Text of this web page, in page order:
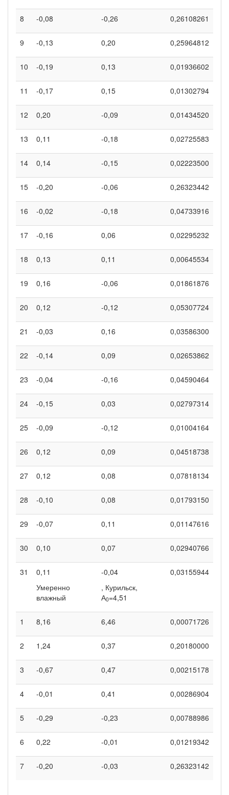
8 -0,08 -0,26 0,26108261
9 -0,13 0,20 0,25964812
10 -0,19 0,13 0,01936602
11 -0,17 0,15 0,01302794
12 0,20 -0,09 0,01434520
13 0,11 -0,18 0,02725583
14 0,14 -0,15 0,02223500
15 -0,20 -0,06 0,26323442
16 -0,02 -0,18 0,04733916
17 -0,16 0,06 0,02295232
18 0,13 0,11 0,00645534
19 0,16 -0,06 0,01861876
20 0,12 -0,12 0,05307724
21 -0,03 0,16 0,03586300
22 -0,14 0,09 0,02653862
23 -0,04 -0,16 0,04590464
24 -0,15 0,03 0,02797314
25 -0,09 -0,12 0,01004164
26 0,12 0,09 0,04518738
27 0,12 0,08 0,07818134
28 -0,10 0,08 0,01793150
29 -0,07 0,11 0,01147616
30 0,10 0,07 0,02940766
31
0,11
Умеренно
влажный
-0,04
, Курильск,
А0=4,51
0,03155944
1 8,16 6,46 0,00071726
2 1,24 0,37 0,20180000
3 -0,67 0,47 0,00215178
4 -0,01 0,41 0,00286904
5 -0,29 -0,23 0,00788986
6 0,22 -0,01 0,01219342
7 -0,20 -0,03 0,26323142